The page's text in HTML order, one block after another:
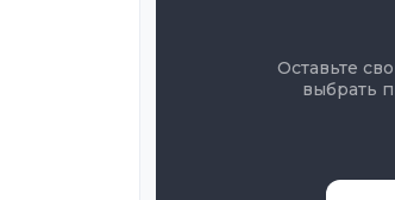
Оставьте
выбрать